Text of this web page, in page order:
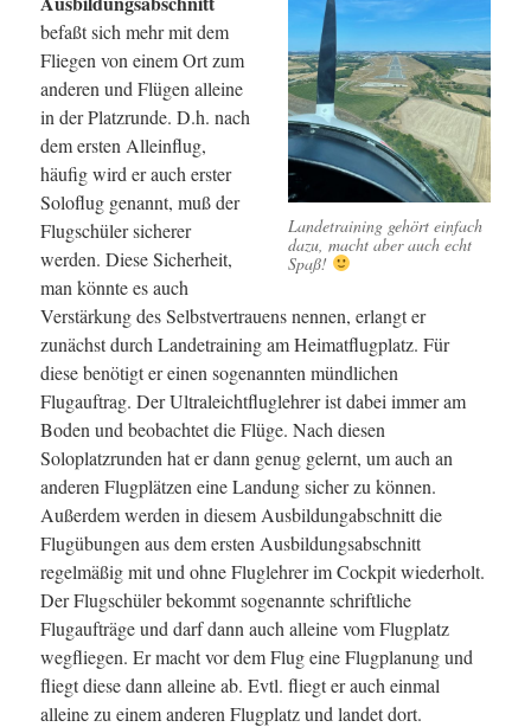
Landetraining gehört einfach
dazu, macht aber auch echt
Spaß!
befaßt sich mehr mit dem
Fliegen von einem Ort zum
anderen und Flügen alleine
in der Platzrunde. D.h. nach
dem ersten Alleinflug,
häufig wird er auch erster
Soloflug genannt, muß der
Flugschüler sicherer
werden. Diese Sicherheit,
man könnte es auch
Verstärkung des Selbstvertrauens nennen, erlangt er
zunächst durch Landetraining am Heimatflugplatz. Für
diese benötigt er einen sogenannten mündlichen
Flugauftrag. Der Ultraleichtfluglehrer ist dabei immer am
Boden und beobachtet die Flüge. Nach diesen
Soloplatzrunden hat er dann genug gelernt, um auch an
anderen Flugplätzen eine Landung sicher zu können.
Außerdem werden in diesem Ausbildungabschnitt die
Flugübungen aus dem ersten Ausbildungsabschnitt
regelmäßig mit und ohne Fluglehrer im Cockpit wiederholt.
Der Flugschüler bekommt sogenannte schriftliche
Flugaufträge und darf dann auch alleine vom Flugplatz
wegfliegen. Er macht vor dem Flug eine Flugplanung und
fliegt diese dann alleine ab. Evtl. fliegt er auch einmal
alleine zu einem anderen Flugplatz und landet dort.